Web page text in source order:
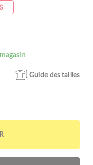
Guide des tailles